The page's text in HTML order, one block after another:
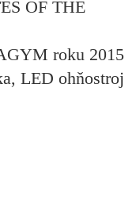
OF THE
roku 2015
LED ohňostroj